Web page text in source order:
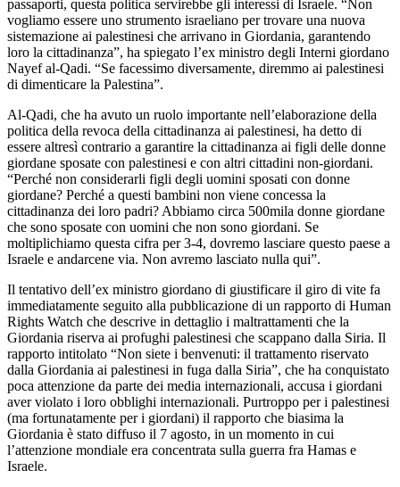
passaporti, questa politica servirebbe gli interessi di Israele. “Non
vogliamo essere uno strumento israeliano per trovare una nuova
sistemazione ai palestinesi che arrivano in Giordania, garantendo
loro la cittadinanza”, ha spiegato l’ex ministro degli Interni giordano
Nayef al-Qadi. “Se facessimo diversamente, diremmo ai palestinesi
di dimenticare la Palestina”.
Al-Qadi, che ha avuto un ruolo importante nell’elaborazione della
politica della revoca della cittadinanza ai palestinesi, ha detto di
essere altresì contrario a garantire la cittadinanza ai figli delle donne
giordane sposate con palestinesi e con altri cittadini non-giordani.
“Perché non considerarli figli degli uomini sposati con donne
giordane? Perché a questi bambini non viene concessa la
cittadinanza dei loro padri? Abbiamo circa 500mila donne giordane
che sono sposate con uomini che non sono giordani. Se
moltiplichiamo questa cifra per 3-4, dovremo lasciare questo paese a
Israele e andarcene via. Non avremo lasciato nulla qui”.
Il tentativo dell’ex ministro giordano di giustificare il giro di vite fa
immediatamente seguito alla pubblicazione di un rapporto di Human
Rights Watch che descrive in dettaglio i maltrattamenti che la
Giordania riserva ai profughi palestinesi che scappano dalla Siria. Il
rapporto intitolato “Non siete i benvenuti: il trattamento riservato
dalla Giordania ai palestinesi in fuga dalla Siria”, che ha conquistato
poca attenzione da parte dei media internazionali, accusa i giordani
aver violato i loro obblighi internazionali. Purtroppo per i palestinesi
(ma fortunatamente per i giordani) il rapporto che biasima la
Giordania è stato diffuso il 7 agosto, in un momento in cui
l’attenzione mondiale era concentrata sulla guerra fra Hamas e
Israele.